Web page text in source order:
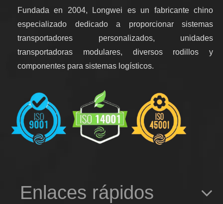
Fundada en 2004, Longwei es un fabricante chino
especializado dedicado a proporcionar sistemas
transportadores personalizados, unidades
transportadoras modulares, diversos rodillos y
componentes para sistemas logísticos.
Enlaces rápidos